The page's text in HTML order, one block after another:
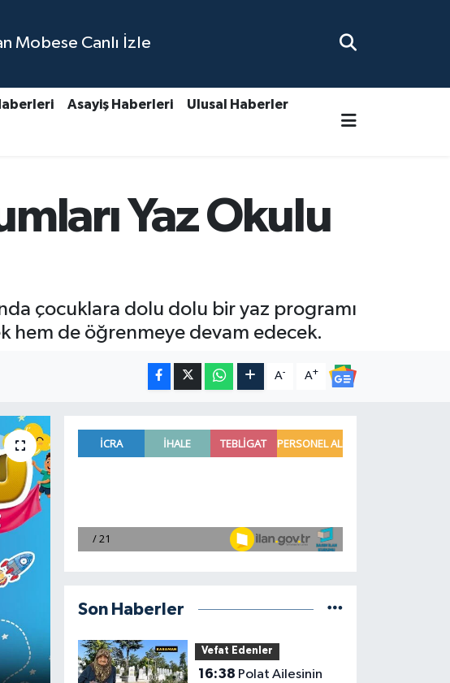
Mobese Canlı İzle
Asayiş Haberleri Ulusal Haberler
Yaz Okulu
çocuklara dolu dolu bir yaz programı
hem de öğrenmeye devam edecek.
A- A+
Son Haberler
Vefat Edenler
16:38